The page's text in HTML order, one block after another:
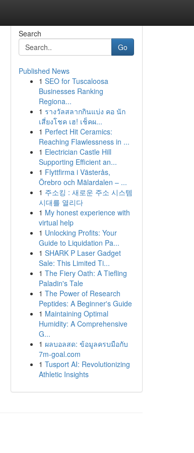
Search
Go
Published News
1 SEO for Tuscaloosa
Businesses Ranking
Regiona...
1 รางวัลสลากกินแบ่ง คอ นัก
เสี่ยงโชค เฮ! เช็คผ...
1 Perfect Hit Ceramics:
Reaching Flawlessness in ...
1 Electrician Castle Hill
Supporting Efficient an...
1 Flyttfirma i Västerås,
Örebro och Mälardalen – ...
1 주소킹 : 새로운 주소 시스템
시대를 열리다
1 My honest experience with
virtual help
1 Unlocking Profits: Your
Guide to Liquidation Pa...
1 SHARK P Laser Gadget
Sale: This Limited Ti...
1 The Fiery Oath: A Tiefling
Paladin's Tale
1 The Power of Research
Peptides: A Beginner's Guide
1 Maintaining Optimal
Humidity: A Comprehensive
G...
1 ผลบอลสด: ข้อมูลครบมือกับ
7m-goal.com
1 Tusport AI: Revolutionizing
Athletic Insights